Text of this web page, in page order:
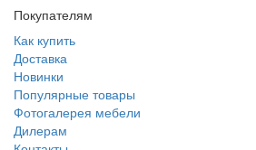
Покупателям
Как купить
Доставка
Новинки
Популярные товары
Фотогалерея мебели
Дилерам